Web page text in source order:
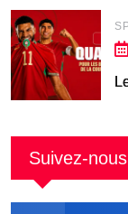
Suivez-nous